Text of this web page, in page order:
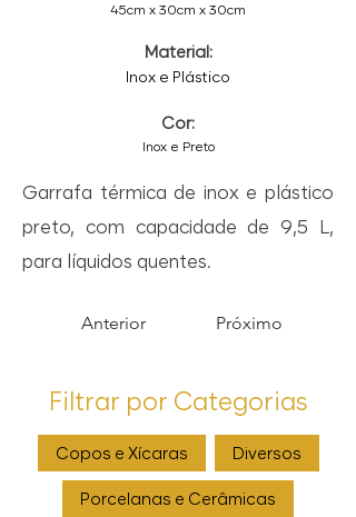
45cm x 30cm x 30cm
Material:
Inox e Plástico
Cor:
Inox e Preto
Garrafa térmica de inox e plástico
preto, com capacidade de 9,5 L,
para líquidos quentes.
Anterior Próximo
Filtrar por Categorias
Copos e Xícaras Diversos
Porcelanas e Cerâmicas